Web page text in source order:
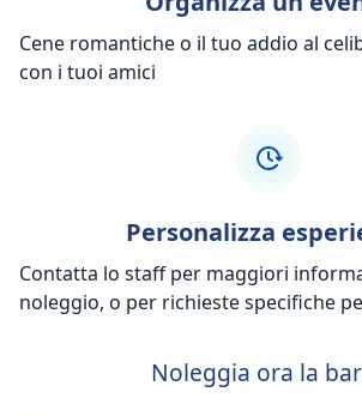
Cene romantiche o il tuo addio al
con i tuoi amici
Personalizza
Contatta lo staff per maggiori
noleggio, o per richieste specifiche
Noleggia ora la